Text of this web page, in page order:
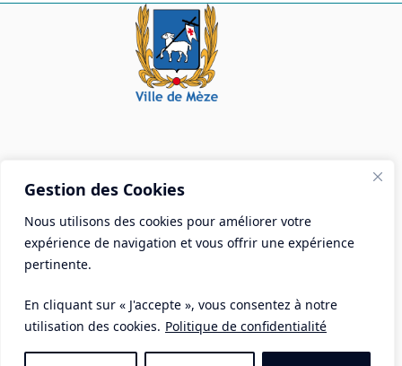
Gestion des Cookies
Nous utilisons des cookies pour améliorer votre
expérience de navigation et vous offrir une expérience
pertinente.
En cliquant sur « J'accepte », vous consentez à notre
utilisation des cookies. Politique de confidentialité
Mairie de Mèze
Place Aristide Briand - BP 28 34140 Mèze
Tél :04 67 18 30 30
Mail :